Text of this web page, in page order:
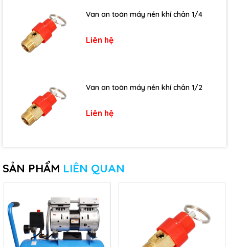
Van an toàn máy nén khí chân 1/4
Liên hệ
Van an toàn máy nén khí chân 1/2
Liên hệ
SẢN PHẨM LIÊN QUAN